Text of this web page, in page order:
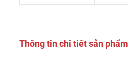
Thông tin chi tiết sản phẩm